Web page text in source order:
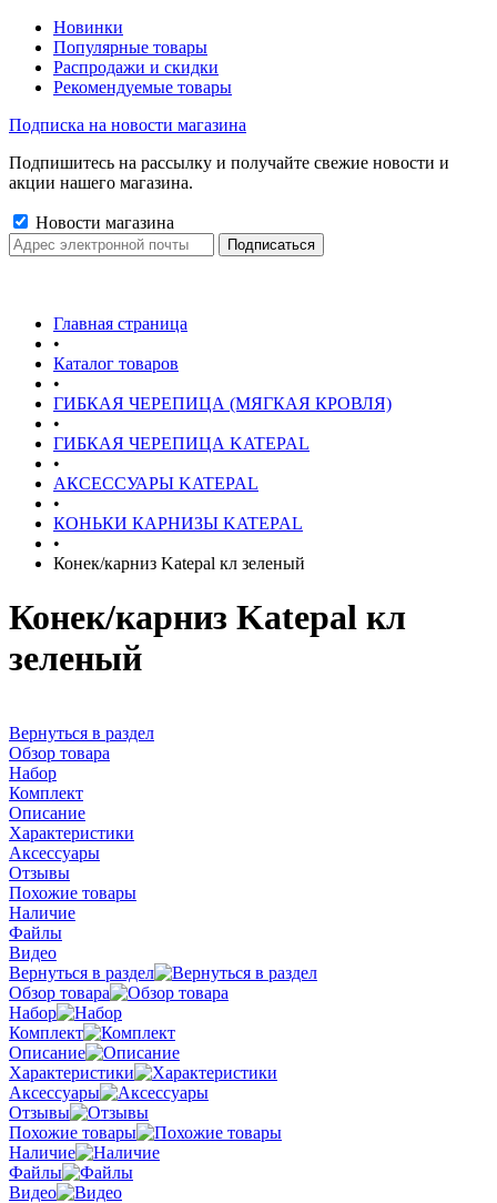
Новинки
Популярные товары
Распродажи и скидки
Рекомендуемые товары
Подписка на новости магазина
Подпишитесь на рассылку и получайте свежие новости и
акции нашего магазина.
Новости магазина
Главная страница
•
Каталог товаров
•
ГИБКАЯ ЧЕРЕПИЦА (МЯГКАЯ КРОВЛЯ)
•
ГИБКАЯ ЧЕРЕПИЦА KATEPAL
•
АКСЕССУАРЫ KATEPAL
•
КОНЬКИ КАРНИЗЫ KATEPAL
•
Конек/карниз Katepal кл зеленый
Конек/карниз Katepal кл
зеленый
Вернуться в раздел
Обзор товара
Набор
Комплект
Описание
Характеристики
Аксессуары
Отзывы
Похожие товары
Наличие
Файлы
Видео
Вернуться в раздел
Обзор товара
Набор
Комплект
Описание
Характеристики
Аксессуары
Отзывы
Похожие товары
Наличие
Файлы
Видео